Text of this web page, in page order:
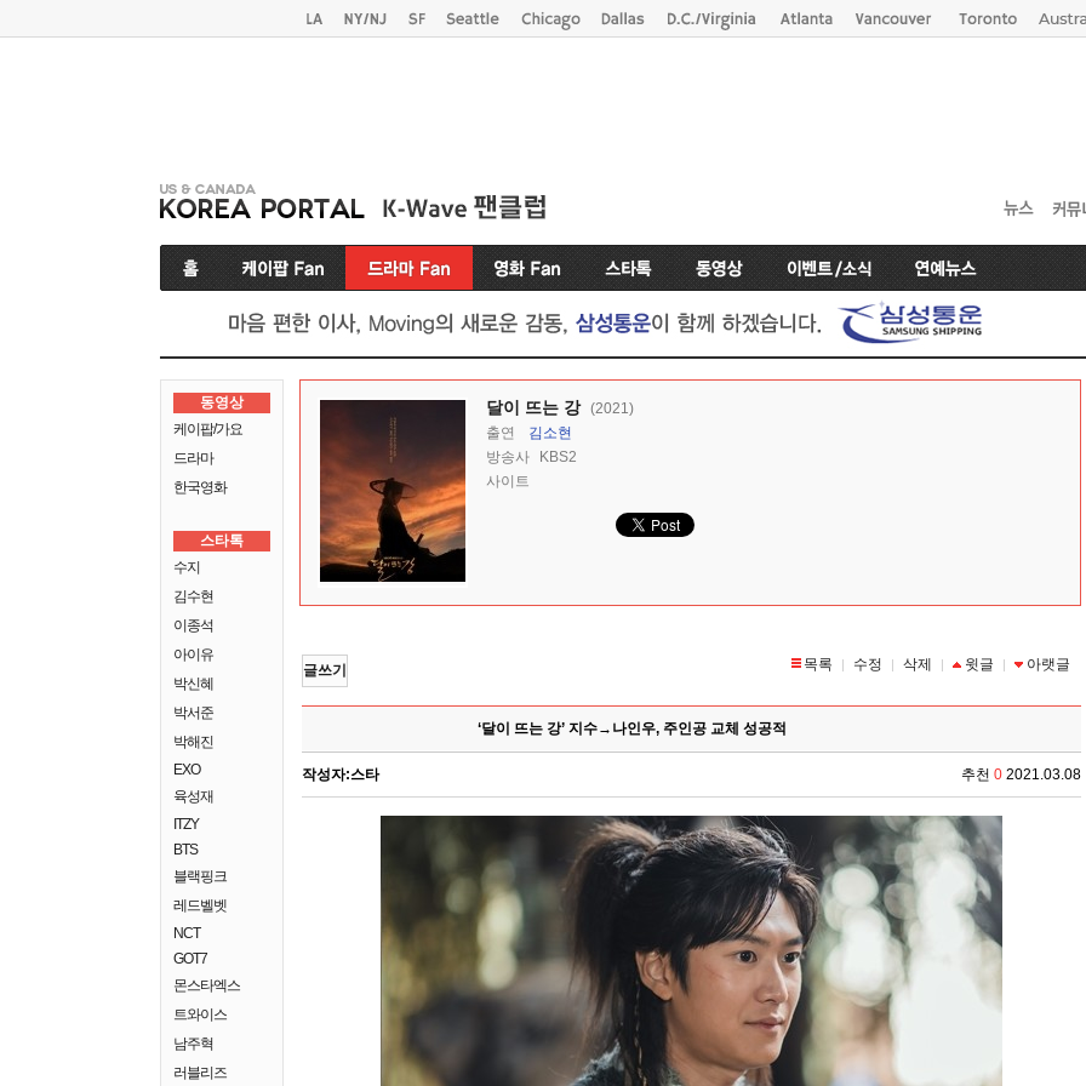
동영상
케이팝/가요
드라마
한국영화
스타톡
수지
김수현
이종석
아이유
박신혜
박서준
박해진
EXO
육성재
ITZY
BTS
블랙핑크
레드벨벳
NCT
GOT7
몬스타엑스
트와이스
남주혁
러블리즈
달이 뜨는 강 (2021)
출연
김소현
방송사
KBS2
사이트
글쓰기 목록 | 수정 | 삭제 | 윗글 | 아랫글
‘달이 뜨는 강’ 지수→나인우, 주인공 교체 성공적
작성자:스타 추천 0 2021.03.08